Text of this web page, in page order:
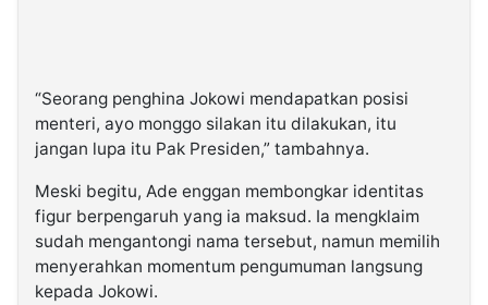
“Seorang penghina Jokowi mendapatkan posisi
menteri, ayo monggo silakan itu dilakukan, itu
jangan lupa itu Pak Presiden,” tambahnya.
Meski begitu, Ade enggan membongkar identitas
figur berpengaruh yang ia maksud. Ia mengklaim
sudah mengantongi nama tersebut, namun memilih
menyerahkan momentum pengumuman langsung
kepada Jokowi.